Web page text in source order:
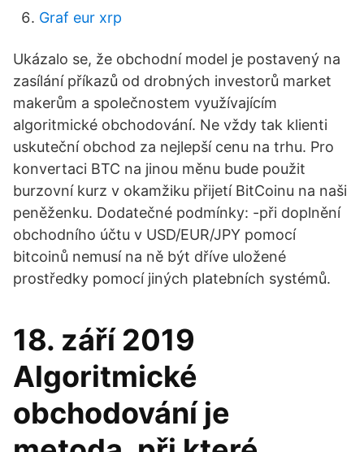
Graf eur xrp
Ukázalo se, že obchodní model je postavený na
zasílání příkazů od drobných investorů market
makerům a společnostem využívajícím
algoritmické obchodování. Ne vždy tak klienti
uskuteční obchod za nejlepší cenu na trhu. Pro
konvertaci BTC na jinou měnu bude použit
burzovní kurz v okamžiku přijetí BitCoinu na naši
peněženku. Dodatečné podmínky: -při doplnění
obchodního účtu v USD/EUR/JPY pomocí
bitcoinů nemusí na ně být dříve uložené
prostředky pomocí jiných platebních systémů.
18. září 2019
Algoritmické
obchodování je